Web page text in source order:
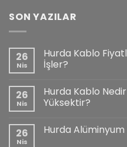
SON YAZILAR
26
Nis
Hurda Kablo
İşler?
26
Nis
Hurda Kablo
Yüksektir?
26
Nis
Hurda Alüminyum